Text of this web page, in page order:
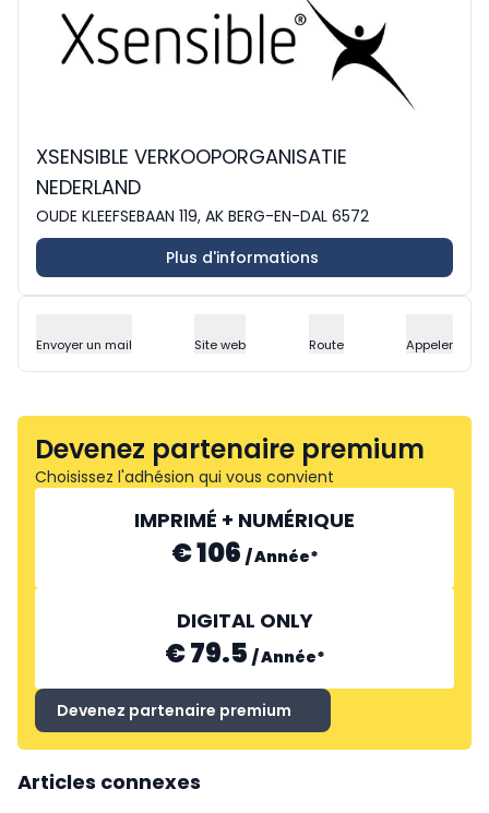
XSENSIBLE VERKOOPORGANISATIE
NEDERLAND
OUDE KLEEFSEBAAN 119, AK BERG-EN-DAL 6572
Plus d'informations
Envoyer un mail Site web Route Appeler
Devenez partenaire premium
Choisissez l'adhésion qui vous convient
IMPRIMÉ + NUMÉRIQUE
€ 106 /Année*
DIGITAL ONLY
€ 79.5 /Année*
Devenez partenaire premium
Articles connexes